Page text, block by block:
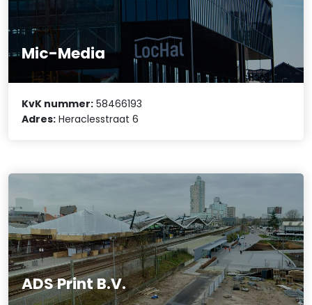
Mic-Media
KvK nummer: 58466193
Adres: Heraclesstraat 6
ADS Print B.V.